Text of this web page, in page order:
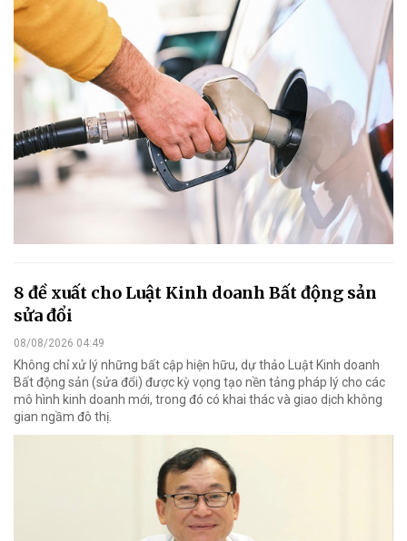
8 đề xuất cho Luật Kinh doanh Bất động sản
sửa đổi
08/08/2026 04:49
Không chỉ xử lý những bất cập hiện hữu, dự thảo Luật Kinh doanh
Bất động sản (sửa đổi) được kỳ vọng tạo nền tảng pháp lý cho các
mô hình kinh doanh mới, trong đó có khai thác và giao dịch không
gian ngầm đô thị.